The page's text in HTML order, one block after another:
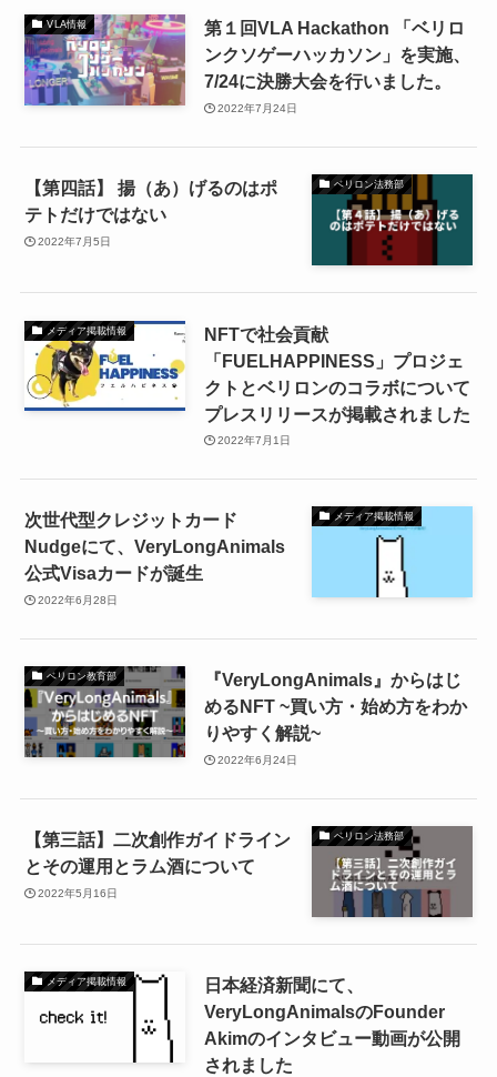
VLA情報
第１回VLA Hackathon 「ベリロ
ンクソゲーハッカソン」を実施、
7/24に決勝大会を行いました。
2022年7月24日
ベリロン法務部
【第四話】 揚（あ）げるのはポ
テトだけではない
2022年7月5日
メディア掲載情報
NFTで社会貢献
「FUELHAPPINESS」プロジェ
クトとベリロンのコラボについて
プレスリリースが掲載されました
2022年7月1日
メディア掲載情報
次世代型クレジットカード
Nudgeにて、VeryLongAnimals
公式Visaカードが誕生
2022年6月28日
ベリロン教育部
『VeryLongAnimals』からはじ
めるNFT ~買い方・始め方をわか
りやすく解説~
2022年6月24日
ベリロン法務部
【第三話】二次創作ガイドライン
とその運用とラム酒について
2022年5月16日
メディア掲載情報
日本経済新聞にて、
VeryLongAnimalsのFounder
Akimのインタビュー動画が公開
されました